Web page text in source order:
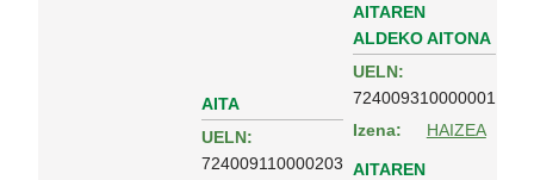
AITA
UELN:
724009110000203
AITAREN
ALDEKO AITONA
UELN:
724009310000001
Izena:
HAIZEA
AITAREN